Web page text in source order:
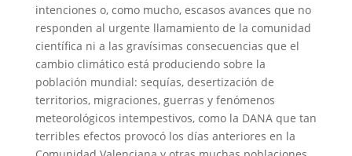
intenciones o, como mucho, escasos avances que no
responden al urgente llamamiento de la comunidad
científica ni a las gravísimas consecuencias que el
cambio climático está produciendo sobre la
población mundial: sequías, desertización de
territorios, migraciones, guerras y fenómenos
meteorológicos intempestivos, como la DANA que tan
terribles efectos provocó los días anteriores en la